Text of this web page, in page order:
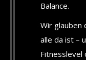
Balance.
Wir glauben
alle da ist –
Fitnesslevel